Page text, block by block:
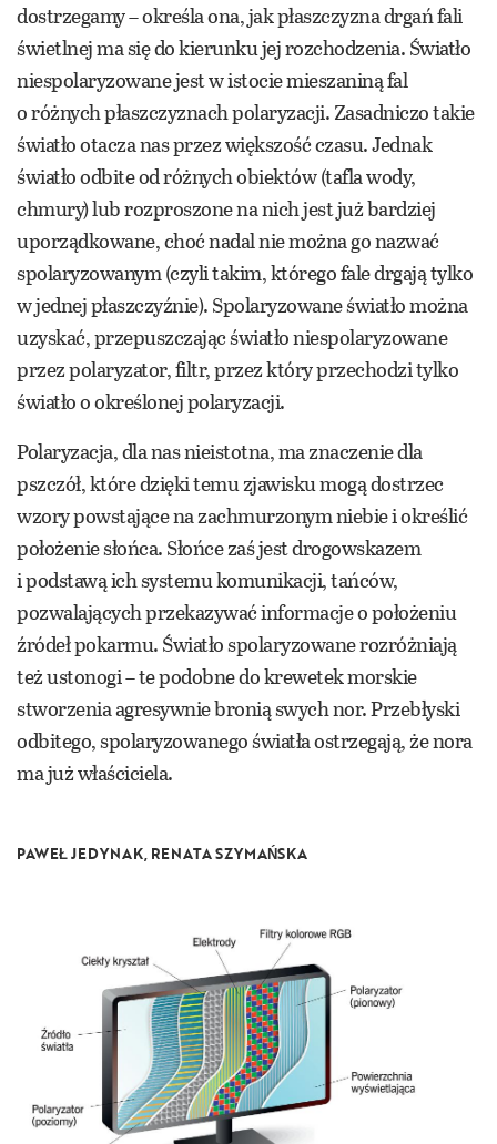
dostrzegamy – określa ona, jak płaszczyzna drgań fali
świetlnej ma się do kierunku jej rozchodzenia. Światło
niespolaryzowane jest w istocie mieszaniną fal
o różnych płaszczyznach polaryzacji. Zasadniczo takie
światło otacza nas przez większość czasu. Jednak
światło odbite od różnych obiektów (tafla wody,
chmury) lub rozproszone na nich jest już bardziej
uporządkowane, choć nadal nie można go nazwać
spolaryzowanym (czyli takim, którego fale drgają tylko
w jednej płaszczyźnie). Spolaryzowane światło można
uzyskać, przepuszczając światło niespolaryzowane
przez polaryzator, filtr, przez który przechodzi tylko
światło o określonej polaryzacji.
Polaryzacja, dla nas nieistotna, ma znaczenie dla
pszczół, które dzięki temu zjawisku mogą dostrzec
wzory powstające na zachmurzonym niebie i określić
położenie słońca. Słońce zaś jest drogowskazem
i podstawą ich systemu komunikacji, tańców,
pozwalających przekazywać informacje o położeniu
źródeł pokarmu. Światło spolaryzowane rozróżniają
też ustonogi – te podobne do krewetek morskie
stworzenia agresywnie bronią swych nor. Przebłyski
odbitego, spolaryzowanego światła ostrzegają, że nora
ma już właściciela.
PAWEŁ JEDYNAK, RENATA SZYMAŃSKA